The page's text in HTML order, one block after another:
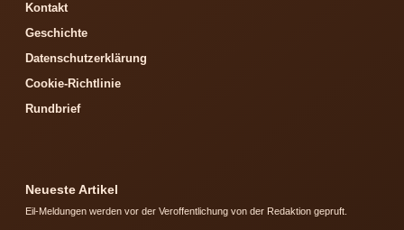
Kontakt
Geschichte
Datenschutzerklärung
Cookie-Richtlinie
Rundbrief
Neueste Artikel
Eil-Meldungen werden vor der Veroffentlichung von der Redaktion gepruft.